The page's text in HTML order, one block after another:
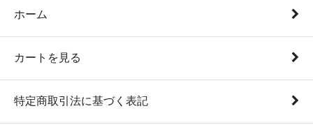
ホーム
カートを見る
特定商取引法に基づく表記